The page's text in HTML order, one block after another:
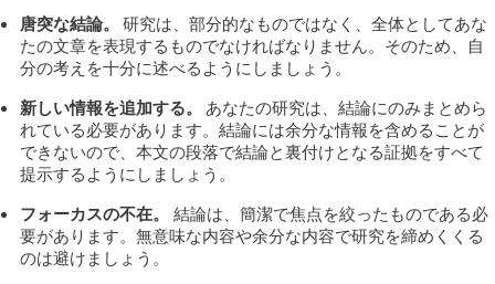
唐突な結論。 研究は、部分的なものではなく、全体としてあな
たの文章を表現するものでなければなりません。そのため、自
分の考えを十分に述べるようにしましょう。
新しい情報を追加する。 あなたの研究は、結論にのみまとめら
れている必要があります。結論には余分な情報を含めることが
できないので、本文の段落で結論と裏付けとなる証拠をすべて
提示するようにしましょう。
フォーカスの不在。
結論は、簡潔で焦点を絞ったものである必
要があります。無意味な内容や余分な内容で研究を締めくくる
のは避けましょう。